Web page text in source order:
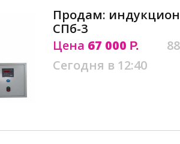
Продам:
СПб-3
Цена 67 000 Р.
Сегодня в 12:40